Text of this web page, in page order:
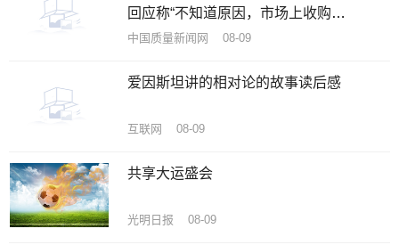
回应称“不知道原因，市场上收购的
辣椒”
中国质量新闻网 08-09
爱因斯坦讲的相对论的故事读后感
互联网 08-09
共享大运盛会
光明日报 08-09